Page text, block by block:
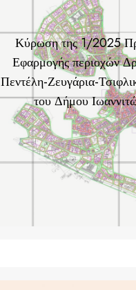
Κύρωση της 1/2025
Εφαρμογής περιοχών
Πεντέλη-Ζευγάρια-
του Δήμου